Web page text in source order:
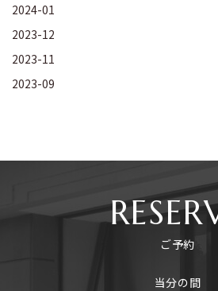
2024-01
2023-12
2023-11
2023-09
ご予約
当分の間